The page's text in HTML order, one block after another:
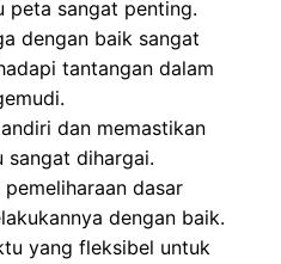
peta sangat penting.
dengan baik sangat
tantangan dalam
dan memastikan
dihargai.
dasar
dengan baik.
yang fleksibel untuk